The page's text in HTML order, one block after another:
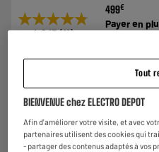
★★★★★
★★★★★
4.8/5(11)
Comparer
8.1
499€
Payer en
Tout
BIENVENUE chez ELECTRO DEPOT
Afin d'améliorer votre visite, et avec
partenaires utilisent des cookies qui
- partager des contenus adaptés à vos